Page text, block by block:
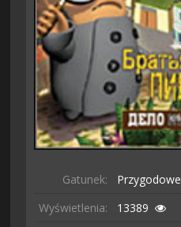
Gatunek: Przygodowe
Wyświetlenia:
13389